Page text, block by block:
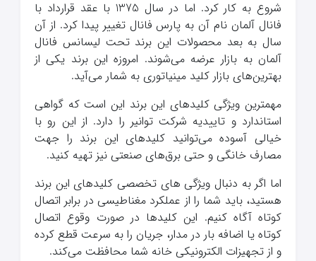
شروع به کار کرد. اما در سال 1375 با عقد قرارداد با
فانال آلمان نام آن به پارس فانال تغییر پیدا کرد. از آن
سال به بعد محصولات این برند تحت لیسانس فانال
آلمان به بازار عرضه می‌شوند. امروزه این برند یکی از
بهترین‌های بازار کلید مینیاتوری به شمار می‌آید.
مهمترین ویژگی کلیدهای این برند این است که گواهی
استاندارد و تاییدیه شرکت توانیر را دارد. از این رو با
خیالی آسوده می‌توانید کلیدهای این برند را جهت
مصارف خانگی و حتی برق‌های صنعتی نیز تهیه کنید.
اما اگر به دنبال ویژگی های تخصصی کلیدهای این برند
هستید، باید شما را از عملکرد مغناطیسی در برابر اتصال
کوتاه آگاه کنیم. این کلیدها در صورت وقوع اتصال
کوتاه یا اضافه بار در مدار، جریان را به سرعت قطع کرده
و از تجهیزات الکترونیکی خانه شما محافظت می‌کند.